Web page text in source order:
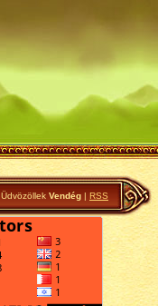
Üdvözöllek Vendég | RSS